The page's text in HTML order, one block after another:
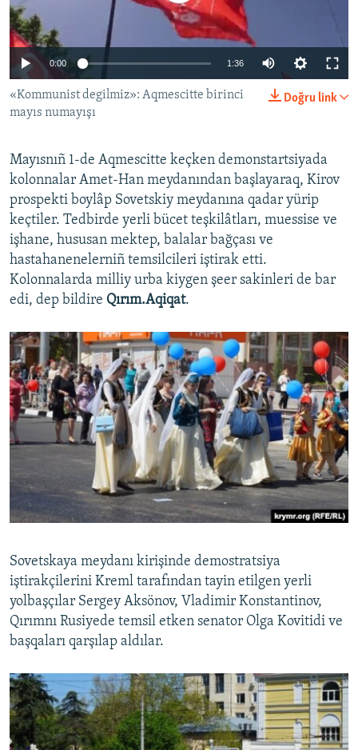
Русский
Українською
QOŞULIÑIZ!
RFE/RS bütün saytları
0:00 1:36
Doğru link
«Kommunist degilmiz»: Aqmescitte birinci
mayıs numayışı
Mayısnıñ 1-de Aqmescitte keçken demonstartsiyada
kolonnalar Amet-Han meydanından başlayaraq, Kirov
prospekti boylâp Sovetskiy meydanına qadar yürip
keçtiler. Tedbirde yerli bücet teşkilâtları, muessise ve
işhane, hususan mektep, balalar bağçası ve
hastahanenelerniñ temsilcileri iştirak etti.
Kolonnalarda milliy urba kiygen şeer sakinleri de bar
edi, dep bildire Qırım.Aqiqat.
Sovetskaya meydanı kirişinde demostratsiya
iştirakçilerini Kreml tarafından tayin etilgen yerli
yolbaşçılar Sergey Aksönov, Vladimir Konstantinov,
Qırımnı Rusiyede temsil etken senator Olga Kovitidi ve
başqaları qarşılap aldılar.